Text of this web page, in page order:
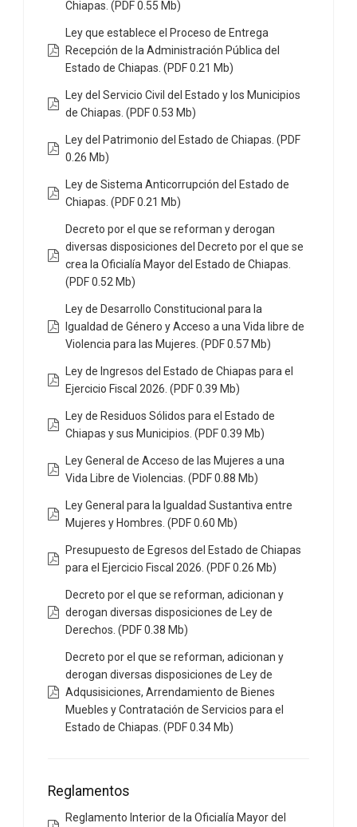
Chiapas. (PDF 0.55 Mb)
Ley que establece el Proceso de Entrega
Recepción de la Administración Pública del
Estado de Chiapas. (PDF 0.21 Mb)
Ley del Servicio Civil del Estado y los Municipios
de Chiapas. (PDF 0.53 Mb)
Ley del Patrimonio del Estado de Chiapas. (PDF
0.26 Mb)
Ley de Sistema Anticorrupción del Estado de
Chiapas. (PDF 0.21 Mb)
Decreto por el que se reforman y derogan
diversas disposiciones del Decreto por el que se
crea la Oficialía Mayor del Estado de Chiapas.
(PDF 0.52 Mb)
Ley de Desarrollo Constitucional para la
Igualdad de Género y Acceso a una Vida libre de
Violencia para las Mujeres. (PDF 0.57 Mb)
Ley de Ingresos del Estado de Chiapas para el
Ejercicio Fiscal 2026. (PDF 0.39 Mb)
Ley de Residuos Sólidos para el Estado de
Chiapas y sus Municipios. (PDF 0.39 Mb)
Ley General de Acceso de las Mujeres a una
Vida Libre de Violencias. (PDF 0.88 Mb)
Ley General para la Igualdad Sustantiva entre
Mujeres y Hombres. (PDF 0.60 Mb)
Presupuesto de Egresos del Estado de Chiapas
para el Ejercicio Fiscal 2026. (PDF 0.26 Mb)
Decreto por el que se reforman, adicionan y
derogan diversas disposiciones de Ley de
Derechos. (PDF 0.38 Mb)
Decreto por el que se reforman, adicionan y
derogan diversas disposiciones de Ley de
Adqusisiciones, Arrendamiento de Bienes
Muebles y Contratación de Servicios para el
Estado de Chiapas. (PDF 0.34 Mb)
Reglamentos
Reglamento Interior de la Oficialía Mayor del